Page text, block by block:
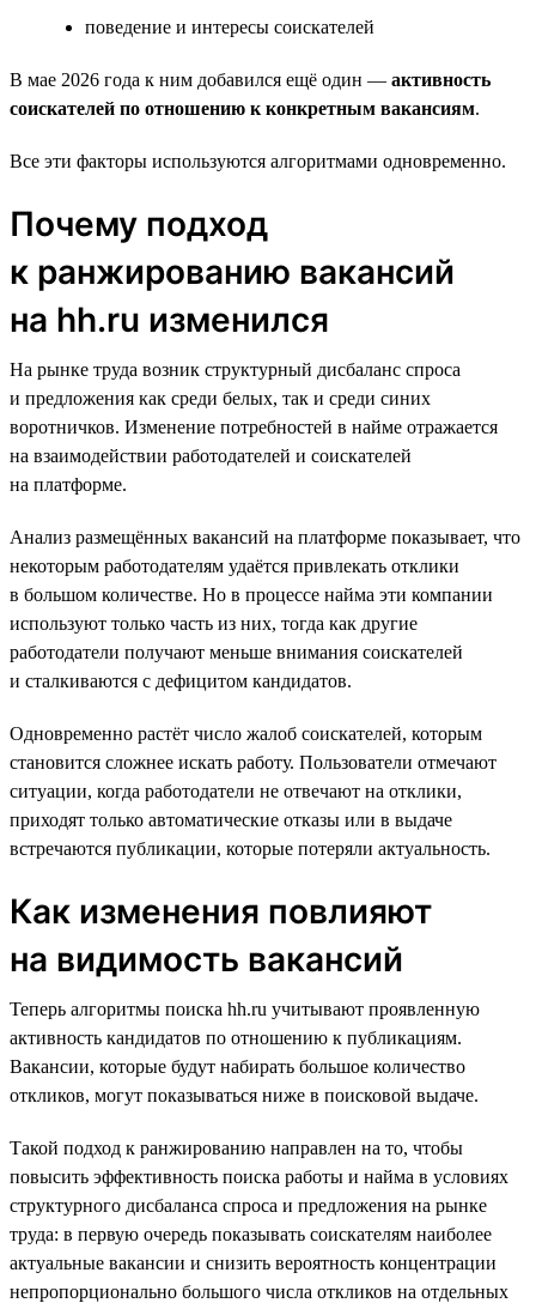
поведение и интересы соискателей
В мае 2026 года к ним добавился ещё один — активность
соискателей по отношению к конкретным вакансиям.
Все эти факторы используются алгоритмами одновременно.
Почему подход
к ранжированию вакансий
на hh.ru изменился
На рынке труда возник структурный дисбаланс спроса
и предложения как среди белых, так и среди синих
воротничков. Изменение потребностей в найме отражается
на взаимодействии работодателей и соискателей
на платформе.
Анализ размещённых вакансий на платформе показывает, что
некоторым работодателям удаётся привлекать отклики
в большом количестве. Но в процессе найма эти компании
используют только часть из них, тогда как другие
работодатели получают меньше внимания соискателей
и сталкиваются с дефицитом кандидатов.
Одновременно растёт число жалоб соискателей, которым
становится сложнее искать работу. Пользователи отмечают
ситуации, когда работодатели не отвечают на отклики,
приходят только автоматические отказы или в выдаче
встречаются публикации, которые потеряли актуальность.
Как изменения повлияют
на видимость вакансий
Теперь алгоритмы поиска hh.ru учитывают проявленную
активность кандидатов по отношению к публикациям.
Вакансии, которые будут набирать большое количество
откликов, могут показываться ниже в поисковой выдаче.
Такой подход к ранжированию направлен на то, чтобы
повысить эффективность поиска работы и найма в условиях
структурного дисбаланса спроса и предложения на рынке
труда: в первую очередь показывать соискателям наиболее
актуальные вакансии и снизить вероятность концентрации
непропорционально большого числа откликов на отдельных